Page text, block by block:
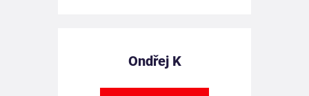
Ondřej K